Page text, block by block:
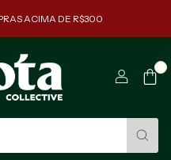
ACIMA DE R$300